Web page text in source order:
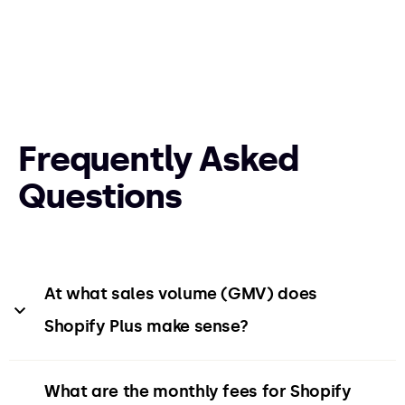
Frequently Asked
Questions
At what sales volume (GMV) does
Shopify Plus make sense?
What are the monthly fees for Shopify